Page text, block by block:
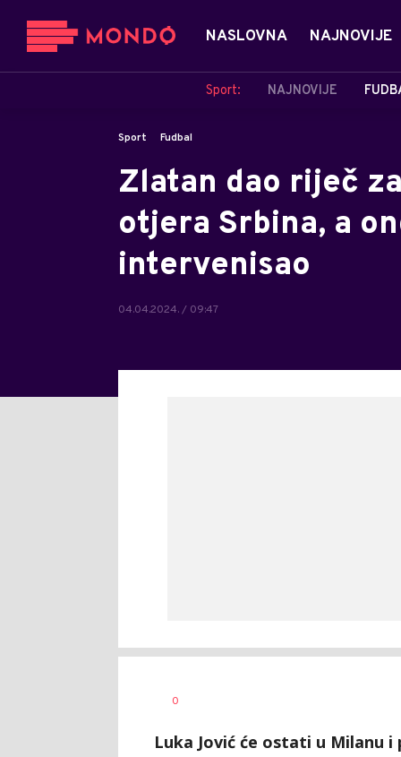
NASLOVNA NAJNOVIJE
Sport: NAJNOVIJE
Sport Fudbal
Zlatan dao riječ
otjera Srbina, a
intervenisao
04.04.2024. / 09:47
AUTOR
0
Luka Jović će ostati u Milanu